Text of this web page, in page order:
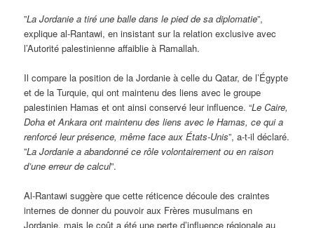
”La Jordanie a tiré une balle dans le pied de sa diplomatie”,
explique al-Rantawi, en insistant sur la relation exclusive avec
l’Autorité palestinienne affaiblie à Ramallah.
Il compare la position de la Jordanie à celle du Qatar, de l’Égypte
et de la Turquie, qui ont maintenu des liens avec le groupe
palestinien Hamas et ont ainsi conservé leur influence. “Le Caire,
Doha et Ankara ont maintenu des liens avec le Hamas, ce qui a
renforcé leur présence, même face aux États-Unis”, a-t-il déclaré.
”La Jordanie a abandonné ce rôle volontairement ou en raison
d’une erreur de calcul”.
Al-Rantawi suggère que cette réticence découle des craintes
internes de donner du pouvoir aux Frères musulmans en
Jordanie, mais le coût a été une perte d’influence régionale au